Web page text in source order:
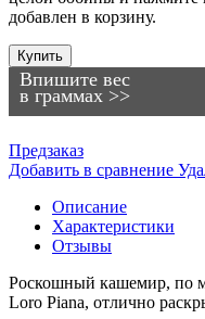
добавлен в корзину.
Впишите вес
в граммах >>
Купить
Предзаказ
Добавить в сравнение
Описание
Характеристики
Отзывы
Роскошный кашемир, по
Loro Piana, отлично